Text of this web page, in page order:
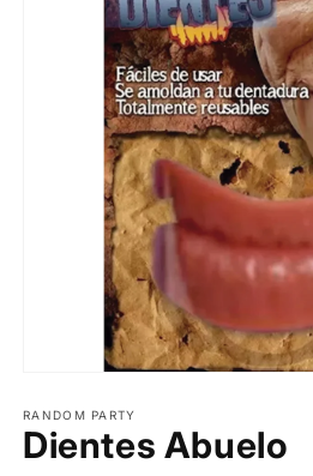
multimedia
1
en
RANDOM PARTY
Dientes Abuelo